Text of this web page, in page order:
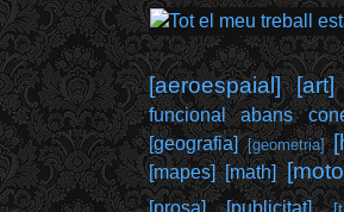
[aeroespaial] [art]
funcional abans
[geografia] [geometria]
[mapes] [math]
[prosa] [publicitat]